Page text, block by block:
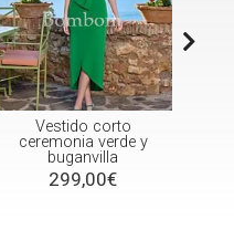
Vestido corto floral
con mangas v19412
Betzzia
95,00€